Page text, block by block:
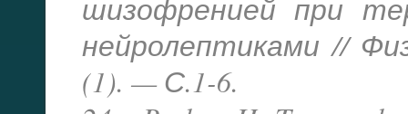
шизофренией при
нейролептиками //
(1). — С.1-6.